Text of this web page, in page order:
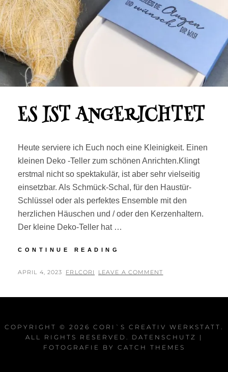
ES IST ANGERICHTET
Heute serviere ich Euch noch eine Kleinigkeit. Einen
kleinen Deko -Teller zum schönen Anrichten.Klingt
erstmal nicht so spektakulär, ist aber sehr vielseitig
einsetzbar. Als Schmück-Schal, für den Haustür-
Schlüssel oder als perfektes Ensemble mit den
herzlichen Häuschen und / oder den Kerzenhaltern.
Der kleine Deko-Teller hat …
CONTINUE READING
ANGERICHTET
POSTED
APRIL 4, 2023 BY
FRLCORI LEAVE A COMMENT
COPYRIGHT © 2026 CORI`S CREATIV WERKSTATT .
ALL RIGHTS RESERVED. DATENSCHUTZ
|
FOTOGRAFIE BY CATCH THEMES